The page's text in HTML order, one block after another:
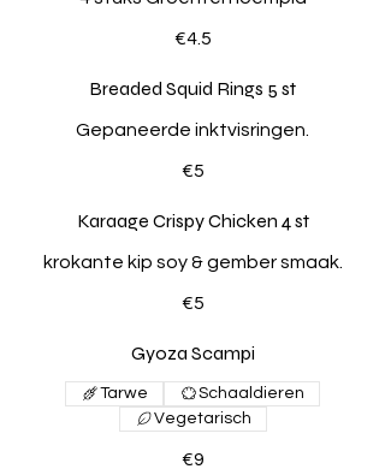
€4.5
Breaded Squid Rings 5 st
Gepaneerde inktvisringen.
€5
Karaage Crispy Chicken 4 st
krokante kip soy & gember smaak.
€5
Gyoza Scampi
€9
Tarwe
Schaaldieren
Vegetarisch